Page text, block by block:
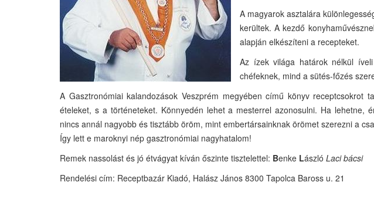
A magyarok asztalára
kerültek. A kezdő
alapján elkészíteni a recepteket.
Az ízek világa határok nélkül
chéfeknek, mind a sütés-főzés
A Gasztronómiai kalandozások Veszprém megyében című könyv receptcsokrot
ételeket, s a történeteket. Könnyedén lehet a mesterrel azonosulni. Ha lehetne,
nincs annál nagyobb és tisztább öröm, mint embertársainknak örömet szerezni a
Így lett e maroknyi nép gasztronómiai nagyhatalom!
Remek nassolást és jó étvágyat kíván őszinte tisztelettel: Benke László Laci bácsi
Rendelési cím: Receptbazár Kiadó, Halász János 8300 Tapolca Baross u. 21